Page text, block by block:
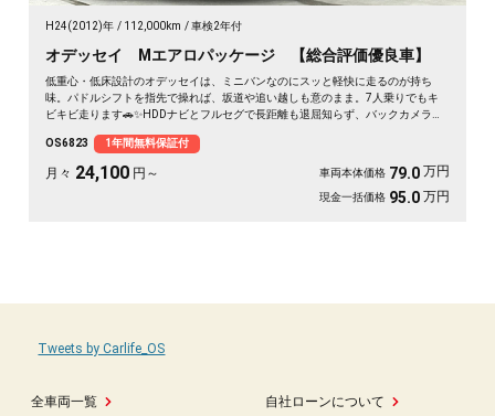
H24(2012)年 112,000km 車検2年付
オデッセイ Mエアロパッケージ 【総合評価優良車】
低重心・低床設計のオデッセイは、ミニバンなのにスッと軽快に走るのが持ち
味。パドルシフトを指先で操れば、坂道や追い越しも意のまま。7人乗りでもキ
ビキビ走ります🚗✨HDDナビとフルセグで長距離も退屈知らず、バックカメラで
日は仕事の相棒に。3列目は床下格納で荷室もフラットに広がります💫黒ボディ
の艶も見応えあり。走りも使い勝手も欲張れる一台です👍《1年保証付》
OS6823 1年間無料保証付
月々 24,100 円～ 車両本体価格 79.0 万円
現金一括価格 95.0 万円
全車両一覧
自社ローンについて
Tweets by Carlife_OS